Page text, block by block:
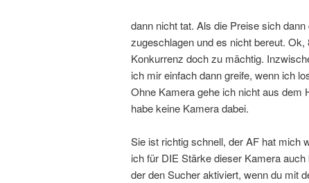
dann nicht tat. Als die Preise sich
zugeschlagen und es nicht bereut.
Konkurrenz doch zu mächtig.
ich mir einfach dann greife, wenn ich
Ohne Kamera gehe ich nicht aus dem
habe keine Kamera dabei.
Sie ist richtig schnell, der AF hat mich
ich für DIE Stärke dieser Kamera
der den Sucher aktiviert, wenn du mit